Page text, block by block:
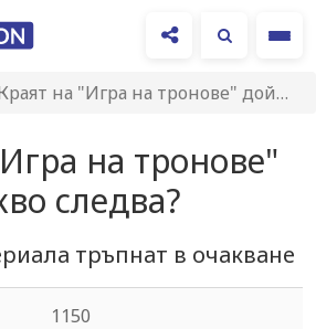
на "Игра на тронове" дойде! Какво следва?
на тронове"
следва?
тръпнат в очакване
1150